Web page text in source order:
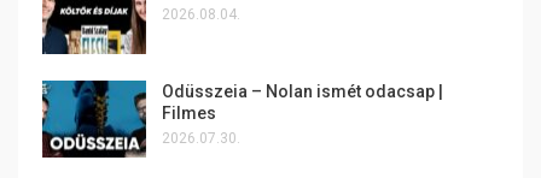
2026.08.04.
Odüsszeia – Nolan ismét odacsap |
Filmes
2026.07.30.